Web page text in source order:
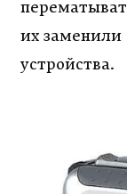
их заменили
устройства.